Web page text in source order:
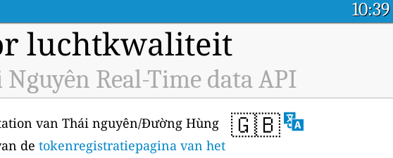
10:39
luchtkwaliteit
Real-Time data API
🇬🇧
van Thái nguyên/Đường Hùng
de tokenregistratiepagina van het